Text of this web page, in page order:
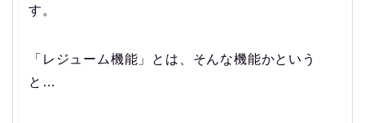
す。
「レジューム機能」とは、そんな機能かという
と…